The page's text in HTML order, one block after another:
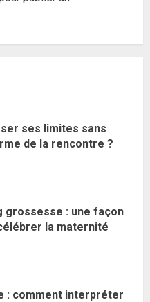
ses limites sans
de la rencontre ?
grossesse : une façon
la maternité
: comment interpréter